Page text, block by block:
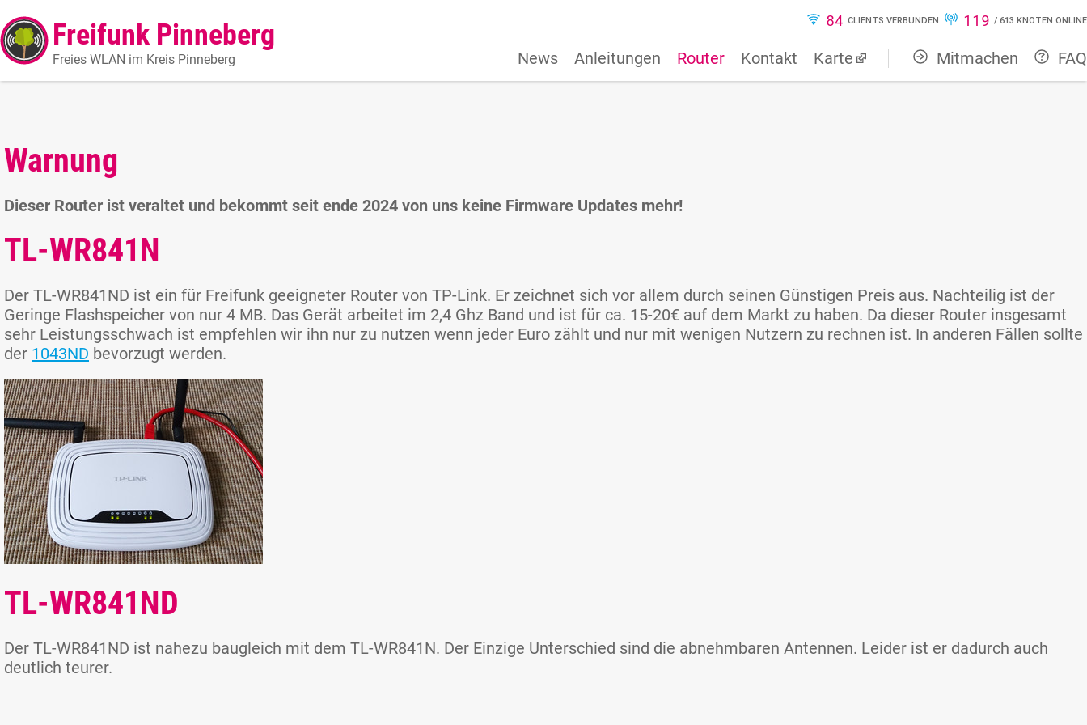
Freifunk Pinneberg
Freies WLAN im Kreis Pinneberg
84 CLIENTS VERBUNDEN 119 / 613 KNOTEN ONLINE
News Anleitungen Router Kontakt Karte Mitmachen FAQ
Warnung
Dieser Router ist veraltet und bekommt seit ende 2024 von uns keine Firmware Updates mehr!
TL-WR841N
Der TL-WR841ND ist ein für Freifunk geeigneter Router von TP-Link. Er zeichnet sich vor allem durch seinen Günstigen Preis aus. Nachteilig ist der
Geringe Flashspeicher von nur 4 MB. Das Gerät arbeitet im 2,4 Ghz Band und ist für ca. 15-20€ auf dem Markt zu haben. Da dieser Router insgesamt
sehr Leistungsschwach ist empfehlen wir ihn nur zu nutzen wenn jeder Euro zählt und nur mit wenigen Nutzern zu rechnen ist. In anderen Fällen sollte
der 1043ND bevorzugt werden.
TL-WR841ND
Der TL-WR841ND ist nahezu baugleich mit dem TL-WR841N. Der Einzige Unterschied sind die abnehmbaren Antennen. Leider ist er dadurch auch
deutlich teurer.